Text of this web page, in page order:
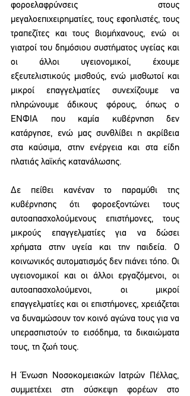
φοροελαφρύνσεις στους
μεγαλοεπιχειρηματίες, τους εφοπλιστές, τους
τραπεζίτες και τους βιομήχανους, ενώ οι
γιατροί του δημόσιου συστήματος υγείας και
οι άλλοι υγειονομικοί, έχουμε
εξευτελιστικούς μισθούς, ενώ μισθωτοί και
μικροί επαγγελματίες συνεχίζουμε να
πληρώνουμε άδικους φόρους, όπως ο
ΕΝΦΙΑ που καμία κυβέρνηση δεν
κατάργησε, ενώ μας συνθλίβει η ακρίβεια
στα καύσιμα, στην ενέργεια και στα είδη
πλατιάς λαϊκής κατανάλωσης.
Δε πείθει κανέναν το παραμύθι της
κυβέρνησης ότι φοροεξοντώνει τους
αυτοαπασχολούμενους επιστήμονες, τους
μικρούς επαγγελματίες για να δώσει
χρήματα στην υγεία και την παιδεία. Ο
κοινωνικός αυτοματισμός δεν πιάνει τόπο. Οι
υγειονομικοί και οι άλλοι εργαζόμενοι, οι
αυτοαπασχολούμενοι, οι μικροί
επαγγελματίες και οι επιστήμονες, χρειάζεται
να δυναμώσουν τον κοινό αγώνα τους για να
υπερασπιστούν το εισόδημα, τα δικαιώματα
τους, τη ζωή τους.
Η Ένωση Νοσοκομειακών Ιατρών Πέλλας,
συμμετέχει στη σύσκεψη φορέων στο